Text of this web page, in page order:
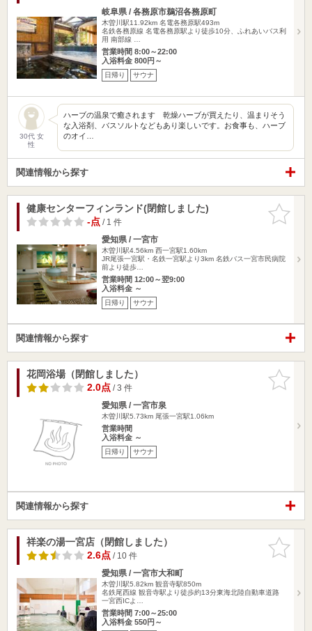
岐阜県 / 各務原市鵜沼各務原町
木曽川駅11.92km 名電各務原駅493m
名鉄各務原線 名電各務原駅より徒歩10分、ふれあいバス利
用 南部線 …
営業時間 8:00～22:00
入浴料金 800円～
日帰り サウナ
30代 女
性
ハーブの温泉で癒されます 乾燥ハーブが買えたり、温まりそう
な入浴剤、バスソルトなどもあり楽しいです。お食事も、ハーブ
のオイ…
関連情報から探す
お気に入
りに追加
健康センターフィンランド(閉館しました)
-点/ 1 件
愛知県 / 一宮市
木曽川駅4.56km 西一宮駅1.60km
JR尾張一宮駅・名鉄一宮駅より3km 名鉄バス一宮市民病院
前より徒歩…
営業時間 12:00～翌9:00
入浴料金 ～
日帰り サウナ
関連情報から探す
お気に入
りに追加
花岡浴場（閉館しました）
2.0点/ 3 件
愛知県 / 一宮市泉
木曽川駅5.73km 尾張一宮駅1.06km
営業時間
入浴料金 ～
日帰り サウナ
関連情報から探す
お気に入
りに追加
祥楽の湯一宮店（閉館しました）
2.6点/ 10 件
愛知県 / 一宮市大和町
木曽川駅5.82km 観音寺駅850m
名鉄尾西線 観音寺駅より徒歩約13分東海北陸自動車道路
一宮西ICよ…
営業時間 7:00～25:00
入浴料金 550円～